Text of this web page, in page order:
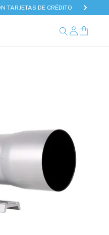
TARJETAS DE CRÉDITO